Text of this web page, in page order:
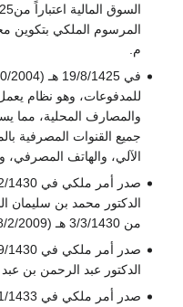
م.
للمدفوعات، وهو نظام
والمصارف المحلية، مما
جميع القنوات المصرفية
الآلي، والهاتف المصرفي،
الدكتور محمد بن سليمان
من 3/3/1430 هـ (28/2/2009 م).
الدكتور عبد الرحمن بن عبد